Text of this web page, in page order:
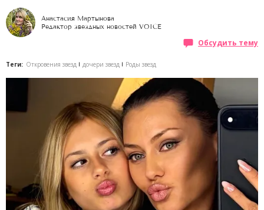
Анастасия Мартынова
Редактор звездных новостей VOICE
Обсудить тему
Теги: Откровения звезд дочери звезд Роды звезд